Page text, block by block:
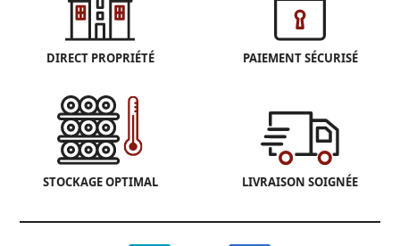
DIRECT PROPRIÉTÉ PAIEMENT SÉCURISÉ
STOCKAGE OPTIMAL LIVRAISON SOIGNÉE